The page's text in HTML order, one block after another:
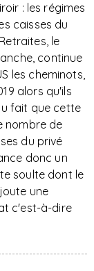
: les régimes
caisses du
le
continue
les cheminots,
alors qu'ils
fait que cette
nombre de
du privé
donc un
soulte dont le
une
c'est-à-dire